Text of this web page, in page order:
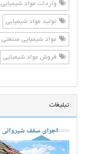
واردات مواد شیمیایی
تولید مواد شیمیایی
مواد شیمیایی صنعتی
فروش مواد شیمیایی
تبلیغات